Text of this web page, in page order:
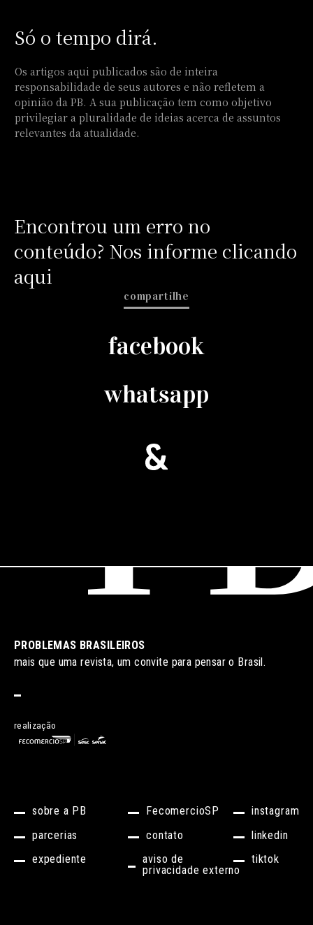
Só o tempo dirá.
Os artigos aqui publicados são de inteira
responsabilidade de seus autores e não refletem a
opinião da PB. A sua publicação tem como objetivo
privilegiar a pluralidade de ideias acerca de assuntos
relevantes da atualidade.
Encontrou um erro no
conteúdo? Nos informe clicando
aqui
compartilhe
facebook
whatsapp
sobre a PB
parcerias
expediente
FecomercioSP
contato
aviso de
privacidade externo
instagram
linkedin
tiktok
PROBLEMAS BRASILEIROS
mais que uma revista, um convite para pensar o Brasil.
realização